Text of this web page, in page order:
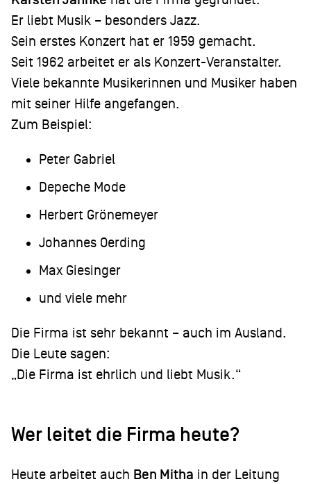
Er liebt Musik – besonders Jazz.
Sein erstes Konzert hat er 1959 gemacht.
Seit 1962 arbeitet er als Konzert-Veranstalter.
Viele bekannte Musikerinnen und Musiker haben
mit seiner Hilfe angefangen.
Zum Beispiel:
Peter Gabriel
Depeche Mode
Herbert Grönemeyer
Johannes Oerding
Max Giesinger
und viele mehr
Die Firma ist sehr bekannt – auch im Ausland.
Die Leute sagen:
„Die Firma ist ehrlich und liebt Musik.“
Wer leitet die Firma heute?
Heute arbeitet auch Ben Mitha in der Leitung